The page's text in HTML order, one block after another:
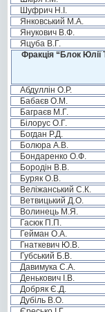
Шуфрич Н.І.
Янковський М.А.
Янукович В.Ф.
Яцуба В.Г.
Фракція “Блок Юлії
Абдуллін О.Р.
Бабаєв О.М.
Баграєв М.Г.
Білорус О.Г.
Богдан Р.Д.
Болюра А.В.
Бондаренко О.Ф.
Бородін В.В.
Буряк О.В.
Веліжанський С.К.
Ветвицький Д.О.
Волинець М.Я.
Гасюк П.П.
Гейман О.А.
Гнаткевич Ю.В.
Губський Б.В.
Давимука С.А.
Денькович І.В.
Добряк Є.Д.
Дубіль В.О.